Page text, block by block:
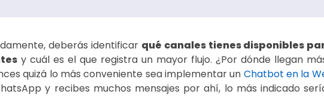
deberás identificar qué canales tienes disponibles
y cuál es el que registra un mayor flujo. ¿Por dónde llegan
quizá lo más conveniente sea implementar un Chatbot en la
y recibes muchos mensajes por ahí, lo más indicado